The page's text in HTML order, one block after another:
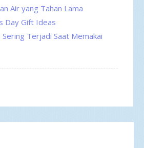
Air yang Tahan Lama
Day Gift Ideas
Sering Terjadi Saat Memakai